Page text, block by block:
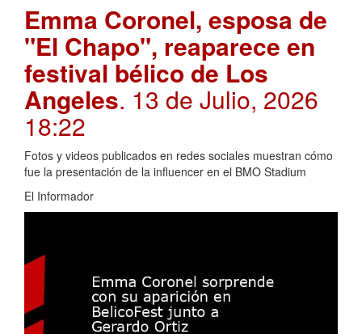
Emma Coronel, esposa de
"El Chapo", reaparece en
festival bélico de Los
Angeles. 13 de Julio, 2026
18:22
Fotos y videos publicados en redes sociales muestran cómo
fue la presentación de la influencer en el BMO Stadium
El Informador